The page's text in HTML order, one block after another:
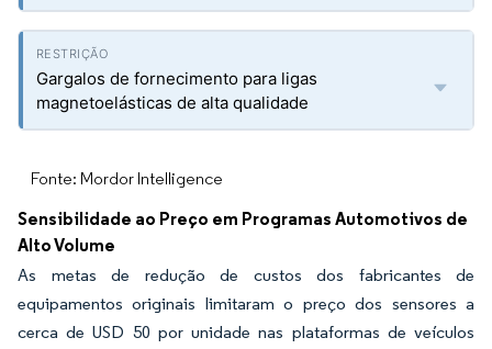
Gargalos de fornecimento para ligas
magnetoelásticas de alta qualidade
Fonte: Mordor Intelligence
Sensibilidade ao Preço em Programas Automotivos de
Alto Volume
As metas de redução de custos dos fabricantes de
equipamentos originais limitaram o preço dos sensores a
cerca de USD 50 por unidade nas plataformas de veículos